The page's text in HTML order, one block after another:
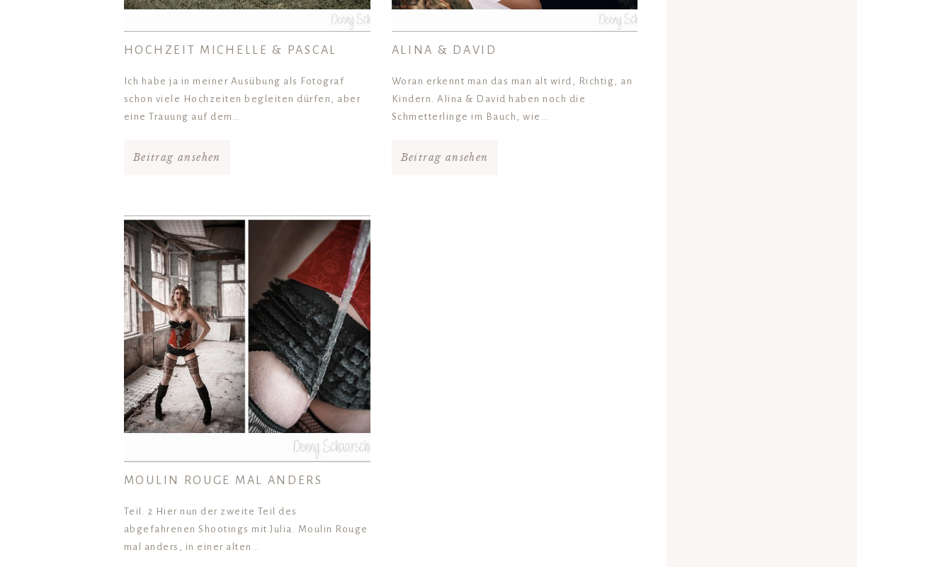
HOCHZEIT MICHELLE & PASCAL
Ich habe ja in meiner Ausübung als Fotograf
schon viele Hochzeiten begleiten dürfen, aber
eine Trauung auf dem…
Beitrag ansehen
ALINA & DAVID
Woran erkennt man das man alt wird, Richtig, an
Kindern. Alina & David haben noch die
Schmetterlinge im Bauch, wie…
Beitrag ansehen
MOULIN ROUGE MAL ANDERS
Teil. 2 Hier nun der zweite Teil des
abgefahrenen Shootings mit Julia. Moulin Rouge
mal anders, in einer alten…